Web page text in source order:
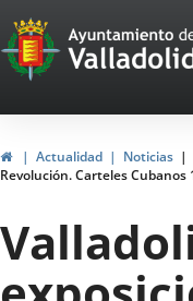
Portal
Web
del
de
Valladolid
InicioActualidad Noticias
Revolución. Carteles Cubanos